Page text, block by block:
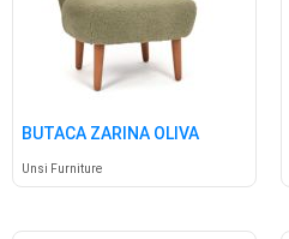
BUTACA ZARINA OLIVA
Unsi Furniture